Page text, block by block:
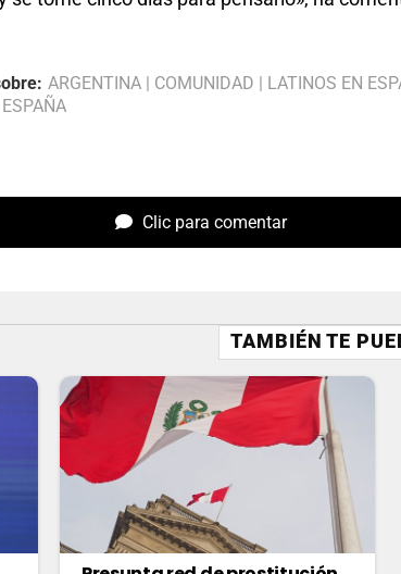
ARGENTINA COMUNIDAD LATINOS EN
Clic para comentar
TAMBIÉN TE